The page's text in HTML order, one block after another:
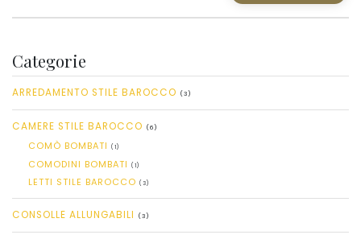
Categorie
ARREDAMENTO STILE BAROCCO (3)
CAMERE STILE BAROCCO (6)
COMÒ BOMBATI (1)
COMODINI BOMBATI (1)
LETTI STILE BAROCCO (3)
CONSOLLE ALLUNGABILI (3)